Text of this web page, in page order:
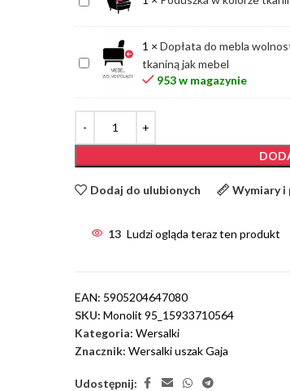
funkcją
spania
WELUR
GAJA
tkaniny
mebla
Dopłata
mebla
wolnostojącego,
tył
tapicerowany
tą
samą
mebel
1 × Dopłata do mebla
tkaniną jak mebel
953 w magazynie
Dodaj do ulubionych Wymiary i
13 Ludzi ogląda teraz ten produkt
EAN: 5905204647080
SKU: Monolit 95_15933710564
Kategoria: Wersalki
Znacznik: Wersalki uszak Gaja
Udostępnij: